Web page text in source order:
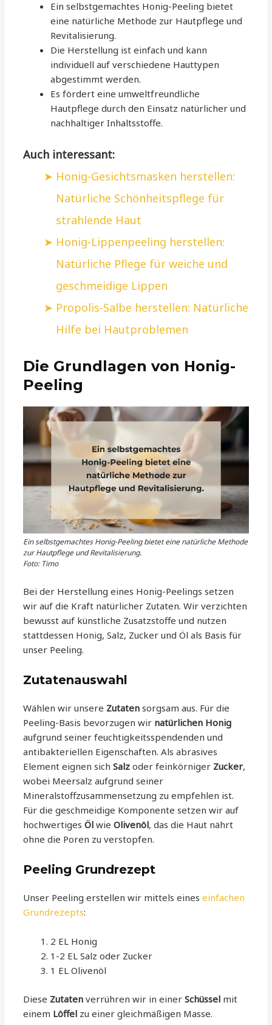
Ein selbstgemachtes Honig-Peeling bietet
eine natürliche Methode zur Hautpflege und
Revitalisierung.
Die Herstellung ist einfach und kann
individuell auf verschiedene Hauttypen
abgestimmt werden.
Es fördert eine umweltfreundliche
Hautpflege durch den Einsatz natürlicher und
nachhaltiger Inhaltsstoffe.
Auch interessant:
Honig-Gesichtsmasken herstellen:
Natürliche Schönheitspflege für
strahlende Haut
Honig-Lippenpeeling herstellen:
Natürliche Pflege für weiche und
geschmeidige Lippen
Propolis-Salbe herstellen: Natürliche
Hilfe bei Hautproblemen
Die Grundlagen von Honig-
Peeling
Ein selbstgemachtes Honig-Peeling bietet eine natürliche Methode
zur Hautpflege und Revitalisierung.
Foto: Timo
Bei der Herstellung eines Honig-Peelings setzen
wir auf die Kraft natürlicher Zutaten. Wir verzichten
bewusst auf künstliche Zusatzstoffe und nutzen
stattdessen Honig, Salz, Zucker und Öl als Basis für
unser Peeling.
Zutatenauswahl
Wählen wir unsere Zutaten sorgsam aus. Für die
Peeling-Basis bevorzugen wir natürlichen Honig
aufgrund seiner feuchtigkeitsspendenden und
antibakteriellen Eigenschaften. Als abrasives
Element eignen sichSalz oder feinkörniger Zucker,
wobei Meersalz aufgrund seiner
Mineralstoffzusammensetzung zu empfehlen ist.
Für die geschmeidige Komponente setzen wir auf
hochwertigesÖl wieOlivenöl, das die Haut nährt
ohne die Poren zu verstopfen.
Peeling Grundrezept
Unser Peeling erstellen wir mittels eineseinfachen
Grundrezepts:
2 EL Honig
1-2 EL Salz oder Zucker
1 EL Olivenöl
Diese Zutaten verrühren wir in einerSchüssel mit
einem Löffel zu einer gleichmäßigen Masse.